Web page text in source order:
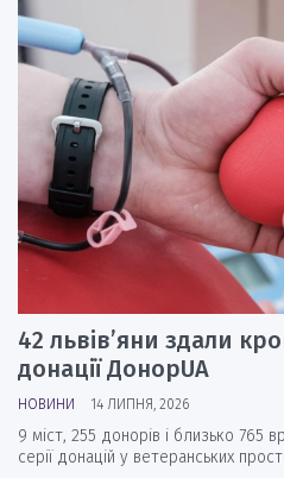
42 львів’яни здали
донації ДонорUA
НОВИНИ 14 ЛИПНЯ, 2026
9 міст, 255 донорів і близько 765
серії донацій у ветеранських